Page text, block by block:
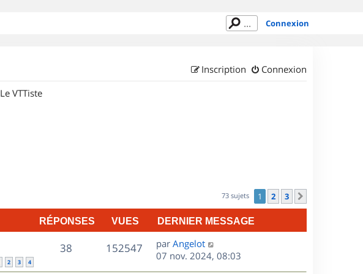
Connexion
Connexion
Inscription
Le VTTiste
73 sujets 1 2 3
RÉPONSES VUES DERNIER MESSAGE
2 3 4
38R
é
152547V
u
D
e
par Angelot
07 nov. 2024, 08:03